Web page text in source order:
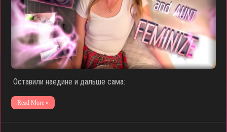
Оставили наедине и дальше сама:
Read More »